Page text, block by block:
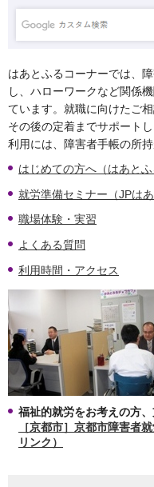
はあとふるコーナーでは、
し、ハローワークなど関係
ています。就職に向けたご
その後の定着までサポートし
利用には、障害者手帳の所
はじめての方へ（はあと
就労準備セミナー（JPは
職場体験・実習
よくある質問
利用時間・アクセス
福祉的就労をお考えの方
［京都市］京都市障害者
リンク）